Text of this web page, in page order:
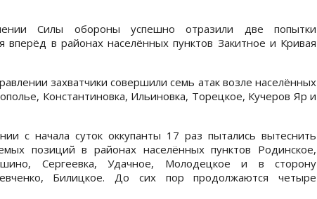
Силы обороны успешно отразили две попытки
вперёд в районах населённых пунктов Закитное и Кривая
захватчики совершили семь атак возле населённых
Константиновка, Ильиновка, Торецкое, Кучеров Яр и
с начала суток оккупанты 17 раз пытались вытеснить
позиций в районах населённых пунктов Родинское,
Сергеевка, Удачное, Молодецкое и в сторону
Билицкое. До сих пор продолжаются четыре